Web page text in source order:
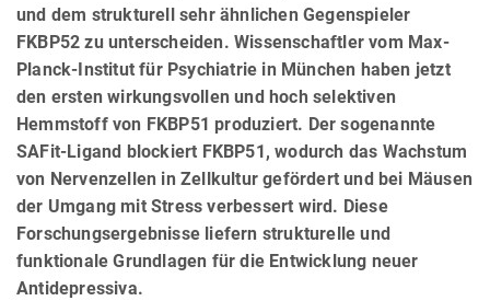
und dem strukturell sehr ähnlichen Gegenspieler
FKBP52 zu unterscheiden. Wissenschaftler vom Max-
Planck-Institut für Psychiatrie in München haben jetzt
den ersten wirkungsvollen und hoch selektiven
Hemmstoff von FKBP51 produziert. Der sogenannte
SAFit-Ligand blockiert FKBP51, wodurch das Wachstum
von Nervenzellen in Zellkultur gefördert und bei Mäusen
der Umgang mit Stress verbessert wird. Diese
Forschungsergebnisse liefern strukturelle und
funktionale Grundlagen für die Entwicklung neuer
Antidepressiva.